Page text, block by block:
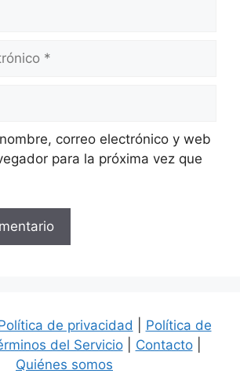
correo electrónico y web
para la próxima vez que
de privacidad
Política de
del Servicio| Contacto|
Quiénes somos